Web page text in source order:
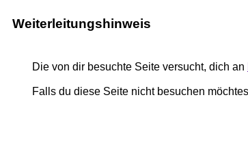
Weiterleitungshinweis
Die von dir besuchte Seite versucht, dich an
Falls du diese Seite nicht besuchen